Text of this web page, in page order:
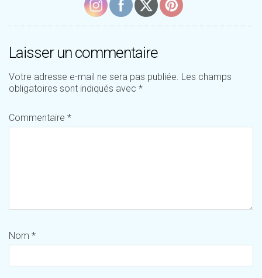
Laisser un commentaire
Votre adresse e-mail ne sera pas publiée. Les champs
obligatoires sont indiqués avec *
Commentaire *
Nom *